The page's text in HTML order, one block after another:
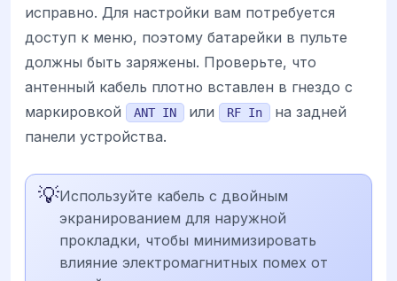
исправно. Для настройки вам потребуется
доступ к меню, поэтому батарейки в пульте
должны быть заряжены. Проверьте, что
антенный кабель плотно вставлен в гнездо с
маркировкой
ANT IN или RF In
на задней
панели устройства.
💡Используйте кабель с двойным
экранированием для наружной
прокладки, чтобы минимизировать
влияние электромагнитных помех от